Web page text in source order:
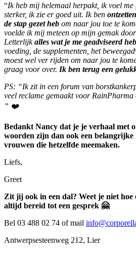
“Ik heb mij helemaal herpakt, ik voel me
sterker, ik zie er goed uit. Ik ben
de stap gezet heb om naar jou toe te
voelde ik mij meteen op mijn gemak
Letterlijkalles wat je me geadviseerd
voeding, de supplementen, het
moest wel ver rijden om naar jou te
graag voor over. Ik ben terug een
PS: “Ik zit in een forum van
veel reclame gemaakt voor
” ❤️
Bedankt Nancy dat je je verhaal met
woorden zijn dan ook een belangrijke
vrouwen die hetzelfde meemaken.
Liefs,
Greet
Zit jij ook in een dal? Weet je niet
altijd bereid tot een gesprek 🤗
Bel 03 488 02 74 of mail
Antwerpsesteenweg 212, Lier